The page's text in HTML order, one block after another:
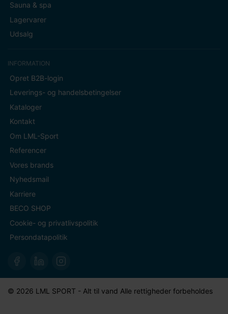
Sauna & spa
Lagervarer
Udsalg
INFORMATION
Opret B2B-login
Leverings- og handelsbetingelser
Kataloger
Kontakt
Om LML-Sport
Referencer
Vores brands
Nyhedsmail
Karriere
BECO SHOP
Cookie- og privatlivspolitik
Persondatapolitik
© 2026 LML SPORT - Alt til vand Alle rettigheder forbeholdes